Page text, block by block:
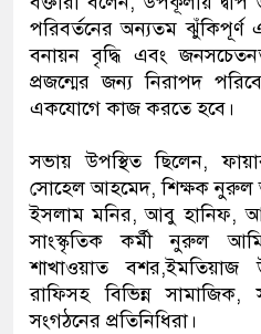
পরিবর্তনের অন্যতম ঝুঁকিপূর্ণ
বনায়ন বৃদ্ধি এবং
প্রজন্মের জন্য নিরাপদ
একযোগে কাজ করতে হবে।
‎সভায় উপস্থিত ছিলেন,
সোহেল আহমেদ, শিক্ষক নুরুল
ইসলাম মনির, আবু হানিফ,
সাংস্কৃতিক কর্মী নুরুল
শাখাওয়াত
রাফিসহ বিভিন্ন সামাজিক,
সংগঠনের প্রতিনিধিরা।